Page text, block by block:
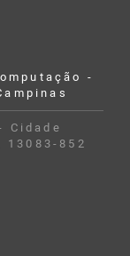
-
Cidade
852